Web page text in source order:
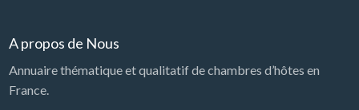
A propos de Nous
Annuaire thématique et qualitatif de chambres d’hôtes en
France.